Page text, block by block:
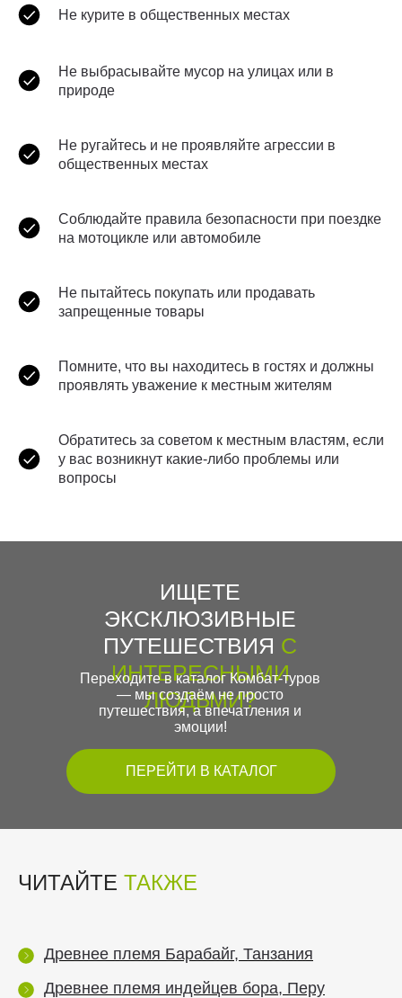
Не курите в общественных местах
Не выбрасывайте мусор на улицах или в
природе
Не ругайтесь и не проявляйте агрессии в
общественных местах
Соблюдайте правила безопасности при поездке
на мотоцикле или автомобиле
Не пытайтесь покупать или продавать
запрещенные товары
Помните, что вы находитесь в гостях и должны
проявлять уважение к местным жителям
Обратитесь за советом к местным властям, если
у вас возникнут какие-либо проблемы или
вопросы
ИЩЕТЕ
ЭКСКЛЮЗИВНЫЕ
ПУТЕШЕСТВИЯ С
ИНТЕРЕСНЫМИ
ЛЮДЬМИ?
Переходите в каталог Комбат-туров
— мы создаём не просто
путешествия, а впечатления и
эмоции!
ПЕРЕЙТИ В КАТАЛОГ
ЧИТАЙТЕ ТАКЖЕ
Древнее племя Барабайг, Танзания
Древнее племя индейцев бора, Перу